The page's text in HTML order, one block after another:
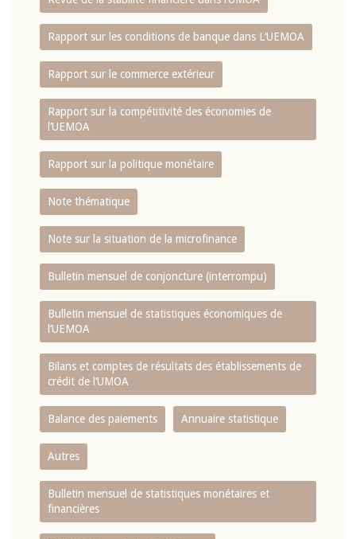
Rapport sur les conditions de banque dans L‘UEMOA
Rapport sur le commerce extérieur
Rapport sur la compétitivité des économies de
l‘UEMOA
Rapport sur la politique monétaire
Note thématique
Note sur la situation de la microfinance
Bulletin mensuel de conjoncture (interrompu)
Bulletin mensuel de statistiques économiques de
l‘UEMOA
Bilans et comptes de résultats des établissements de
crédit de l‘UMOA
Balance des paiements Annuaire statistique
Autres
Bulletin mensuel de statistiques monétaires et
financières